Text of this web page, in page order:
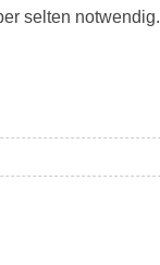
selten notwendig.